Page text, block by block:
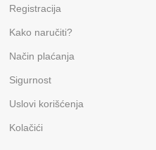
Registracija
Kako naručiti?
Način plaćanja
Sigurnost
Uslovi korišćenja
Kolačići